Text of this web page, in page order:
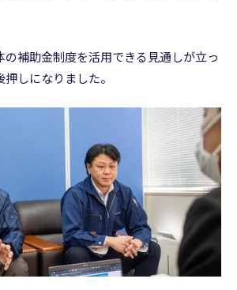
の補助金制度を活用できる見通しが立っ
しになりました。